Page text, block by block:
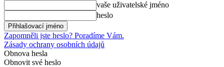
vaše uživatelské jméno
heslo
Zapomněli jste heslo? Poradíme Vám.
Zásady ochrany osobních údajů
Obnova hesla
Obnovit své heslo